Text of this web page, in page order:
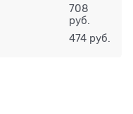
708
руб.
474 руб.